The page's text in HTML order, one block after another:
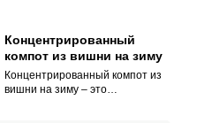
Концентрированный
компот из вишни на зиму
Концентрированный компот из
вишни на зиму – это